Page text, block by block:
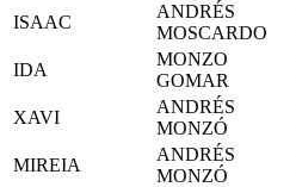
ISAAC
ANDRÉS
MOSCARDO
IDA
MONZO
GOMAR
XAVI
ANDRÉS
MONZÓ
MIREIA
ANDRÉS
MONZÓ